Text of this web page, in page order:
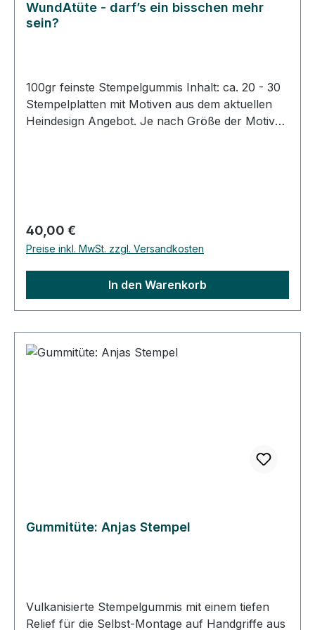
WundAtüte - darf’s ein bisschen mehr
sein?
100gr feinste Stempelgummis Inhalt: ca. 20 - 30
Stempelplatten mit Motiven aus dem aktuellen
Heindesign Angebot. Je nach Größe der Motive
Klebeschaum versehen. Sie brauchen nur das
Schutzpapier abziehen und die Stempelplatte
auf ein passendes Klötzchen kleben. Für den
Einsatz mit Acrylblöcken gibt es einen Trick!
Kleben Sie haushaltsübliche Frischhaltefolie auf
die schwarze Klebeschicht an den
Stempelplatten an den Acrylblöcken und lassen
sich wieder lösen.
Regulärer Preis:
40,00 €
Preise inkl. MwSt. zzgl. Versandkosten
In den Warenkorb
Gummitüte: Anjas Stempel
Vulkanisierte Stempelgummis mit einem tiefen
Relief für die Selbst-Montage auf Handgriffe aus